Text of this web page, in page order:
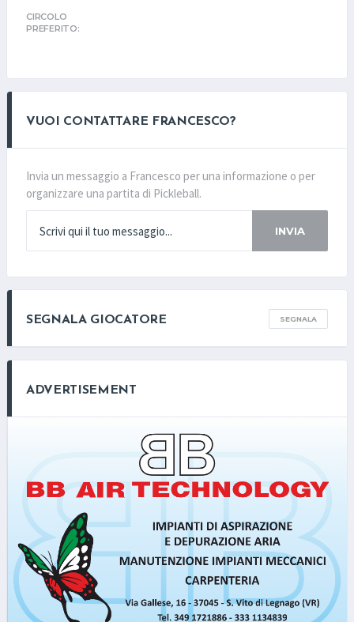
CIRCOLO
PREFERITO:
VUOI CONTATTARE FRANCESCO?
Invia un messaggio a Francesco per una informazione o per
organizzare una partita di Pickleball.
INVIA
SEGNALA GIOCATORE SEGNALA
ADVERTISEMENT